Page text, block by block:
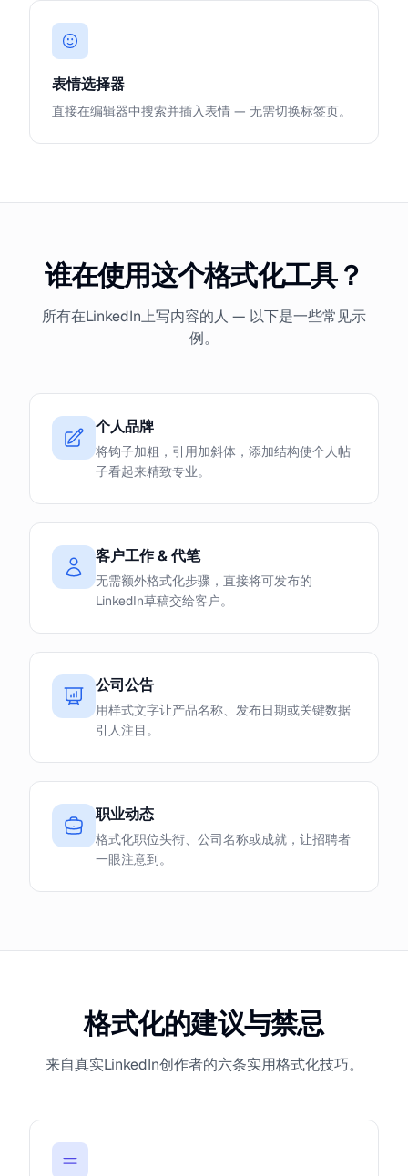
表情选择器
直接在编辑器中搜索并插入表情 — 无需切换标签页。
谁在使用这个格式化工具？
所有在LinkedIn上写内容的人 — 以下是一些常见示
例。
个人品牌
将钩子加粗，引用加斜体，添加结构使个人帖
子看起来精致专业。
客户工作 & 代笔
无需额外格式化步骤，直接将可发布的
LinkedIn草稿交给客户。
公司公告
用样式文字让产品名称、发布日期或关键数据
引人注目。
职业动态
格式化职位头衔、公司名称或成就，让招聘者
一眼注意到。
格式化的建议与禁忌
来自真实LinkedIn创作者的六条实用格式化技巧。